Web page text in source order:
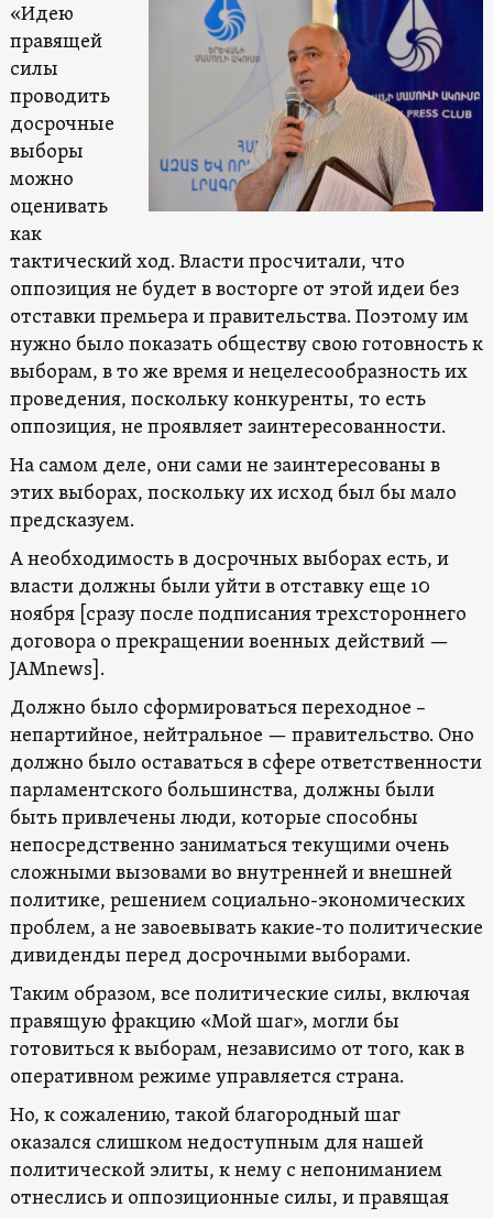
«Идею
правящей
силы
проводить
досрочные
выборы
можно
оценивать
как
тактический ход. Власти просчитали, что
оппозиция не будет в восторге от этой идеи без
отставки премьера и правительства. Поэтому им
нужно было показать обществу свою готовность к
выборам, в то же время и нецелесообразность их
проведения, поскольку конкуренты, то есть
оппозиция, не проявляет заинтересованности.
На самом деле, они сами не заинтересованы в
этих выборах, поскольку их исход был бы мало
предсказуем.
А необходимость в досрочных выборах есть, и
власти должны были уйти в отставку еще 10
ноября [сразу после подписания трехстороннего
договора о прекращении военных действий —
JAMnews].
Должно было сформироваться переходное –
непартийное, нейтральное — правительство. Оно
должно было оставаться в сфере ответственности
парламентского большинства, должны были
быть привлечены люди, которые способны
непосредственно заниматься текущими очень
сложными вызовами во внутренней и внешней
политике, решением социально-экономических
проблем, а не завоевывать какие-то политические
дивиденды перед досрочными выборами.
Таким образом, все политические силы, включая
правящую фракцию «Мой шаг», могли бы
готовиться к выборам, независимо от того, как в
оперативном режиме управляется страна.
Но, к сожалению, такой благородный шаг
оказался слишком недоступным для нашей
политической элиты, к нему с непониманием
отнеслись и оппозиционные силы, и правящая